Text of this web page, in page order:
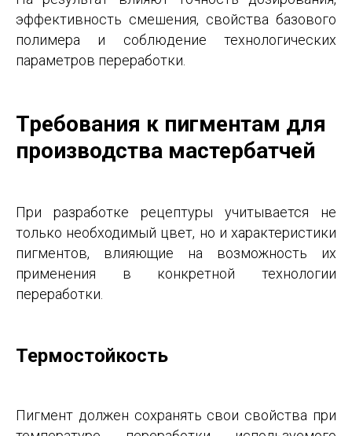
эффективность смешения, свойства базового
полимера и соблюдение технологических
параметров переработки.
Требования к пигментам для
производства мастербатчей
При разработке рецептуры учитывается не
только необходимый цвет, но и характеристики
пигментов, влияющие на возможность их
применения в конкретной технологии
переработки.
Термостойкость
Пигмент должен сохранять свои свойства при